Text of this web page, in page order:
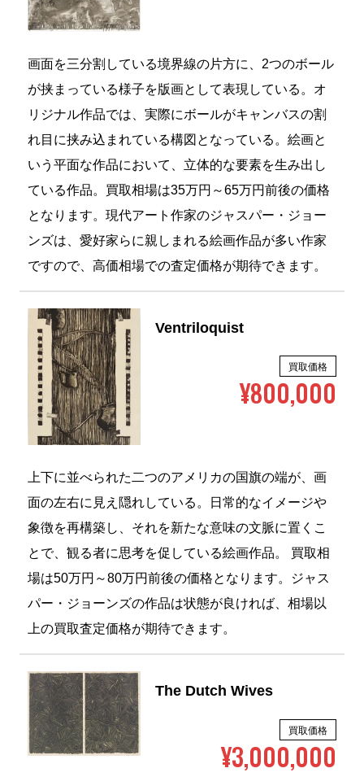
画面を三分割している境界線の片方に、2つのボール
が挟まっている様子を版画として表現している。オ
リジナル作品では、実際にボールがキャンバスの割
れ目に挟み込まれている構図となっている。絵画と
いう平面な作品において、立体的な要素を生み出し
ている作品。買取相場は35万円～65万円前後の価格
となります。現代アート作家のジャスパー・ジョー
ンズは、愛好家らに親しまれる絵画作品が多い作家
ですので、高価相場での査定価格が期待できます。
Ventriloquist
買取価格
¥800,000
上下に並べられた二つのアメリカの国旗の端が、画
面の左右に見え隠れしている。日常的なイメージや
象徴を再構築し、それを新たな意味の文脈に置くこ
とで、観る者に思考を促している絵画作品。 買取相
場は50万円～80万円前後の価格となります。ジャス
パー・ジョーンズの作品は状態が良ければ、相場以
上の買取査定価格が期待できます。
The Dutch Wives
買取価格
¥3,000,000